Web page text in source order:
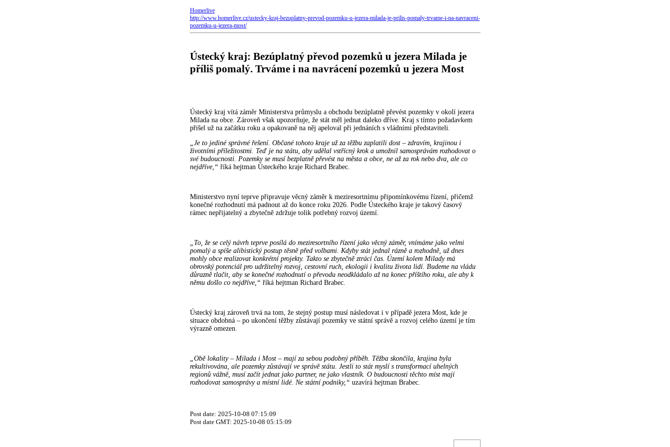
Homerlive
http://www.homerlive.cz/ustecky-kraj-bezuplatny-prevod-pozemku-u-jezera-milada-je-prilis-pomaly-trvame-i-na-navraceni-
pozemku-u-jezera-most/
Ústecký kraj: Bezúplatný převod pozemků u jezera Milada je
příliš pomalý. Trváme i na navrácení pozemků u jezera Most
Ústecký kraj vítá záměr Ministerstva průmyslu a obchodu bezúplatně převést pozemky v okolí jezera
Milada na obce. Zároveň však upozorňuje, že stát měl jednat daleko dříve. Kraj s tímto požadavkem
přišel už na začátku roku a opakovaně na něj apeloval při jednáních s vládními představiteli.
„Je to jediné správné řešení. Občané tohoto kraje už za těžbu zaplatili dost – zdravím, krajinou i
životními příležitostmi. Teď je na státu, aby udělal vstřícný krok a umožnil samosprávám rozhodovat o
své budoucnosti. Pozemky se musí bezplatně převést na města a obce, ne až za rok nebo dva, ale co
nejdříve,“ říká hejtman Ústeckého kraje Richard Brabec.
Ministerstvo nyní teprve připravuje věcný záměr k meziresortnímu připomínkovému řízení, přičemž
konečné rozhodnutí má padnout až do konce roku 2026. Podle Ústeckého kraje je takový časový
rámec nepřijatelný a zbytečně zdržuje tolik potřebný rozvoj území.
„To, že se celý návrh teprve posílá do meziresortního řízení jako věcný záměr, vnímáme jako velmi
pomalý a spíše alibistický postup těsně před volbami. Kdyby stát jednal rázně a rozhodně, už dnes
mohly obce realizovat konkrétní projekty. Takto se zbytečně ztrácí čas. Území kolem Milady má
obrovský potenciál pro udržitelný rozvoj, cestovní ruch, ekologii i kvalitu života lidí. Budeme na vládu
důrazně tlačit, aby se konečné rozhodnutí o převodu neodkládalo až na konec příštího roku, ale aby k
němu došlo co nejdříve,“ říká hejtman Richard Brabec.
Ústecký kraj zároveň trvá na tom, že stejný postup musí následovat i v případě jezera Most, kde je
situace obdobná – po ukončení těžby zůstávají pozemky ve státní správě a rozvoj celého území je tím
výrazně omezen.
„Obě lokality – Milada i Most – mají za sebou podobný příběh. Těžba skončila, krajina byla
rekultivována, ale pozemky zůstávají ve správě státu. Jestli to stát myslí s transformací uhelných
regionů vážně, musí začít jednat jako partner, ne jako vlastník. O budoucnosti těchto míst mají
rozhodovat samosprávy a místní lidé. Ne státní podniky,“ uzavírá hejtman Brabec.
Post date: 2025-10-08 07:15:09
Post date GMT: 2025-10-08 05:15:09